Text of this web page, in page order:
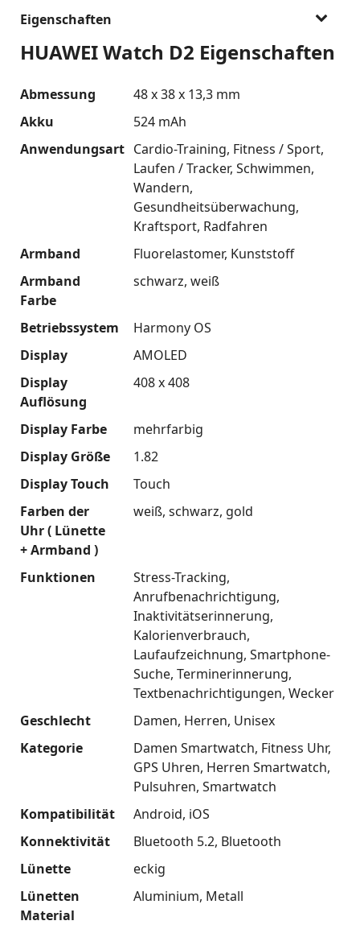
Eigenschaften
HUAWEI Watch D2 Eigenschaften
Abmessung
48 x 38 x 13,3 mm
Akku
524 mAh
Anwendungsart Cardio-Training Fitness / Sport
Laufen / Tracker Schwimmen
Wandern
Gesundheitsüberwachung
Kraftsport Radfahren
Armband
Fluorelastomer Kunststoff
Armband
Farbe
schwarz weiß
Betriebssystem
Harmony OS
Display
AMOLED
Display
Auflösung
408 x 408
Display Farbe
mehrfarbig
Display Größe
1.82
Display Touch
Touch
Farben der
Uhr ( Lünette
+ Armband )
weiß schwarz gold
Funktionen
Stress-Tracking
Anrufbenachrichtigung
Inaktivitätserinnerung
Kalorienverbrauch
Laufaufzeichnung Smartphone-
Suche Terminerinnerung
Textbenachrichtigungen Wecker
Geschlecht
Damen Herren Unisex
Kategorie
Damen Smartwatch Fitness Uhr
GPS Uhren Herren Smartwatch
Pulsuhren Smartwatch
Kompatibilität
Android iOS
Konnektivität
Bluetooth 5.2 Bluetooth
Lünette
eckig
Lünetten
Material
Aluminium Metall